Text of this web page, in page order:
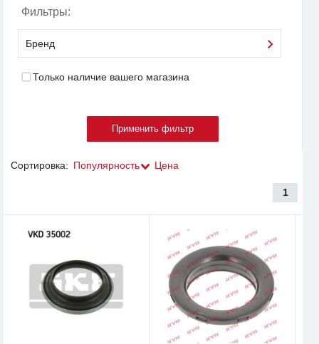
Фильтры:
Бренд
Только наличие вашего магазина
Сортировка: Популярность Цена
1